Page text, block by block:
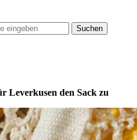
Suchen
Leverkusen den Sack zu